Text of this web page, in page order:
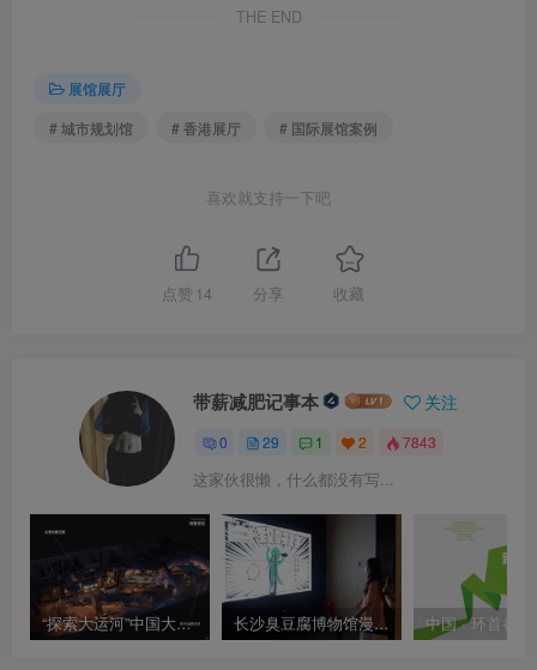
THE END
展馆展厅
# 城市规划馆
# 香港展厅 # 国际展馆案例
喜欢就支持一下吧
点赞 14 分享 收藏
带薪减肥记事本 关注
0 29 1 2 7843
这家伙很懒，什么都没有写...
“探索大运河”中国大运河博物馆展览布展方案 长沙臭豆腐博物馆漫画合影互动 按动作拍照合影生产故事性漫画